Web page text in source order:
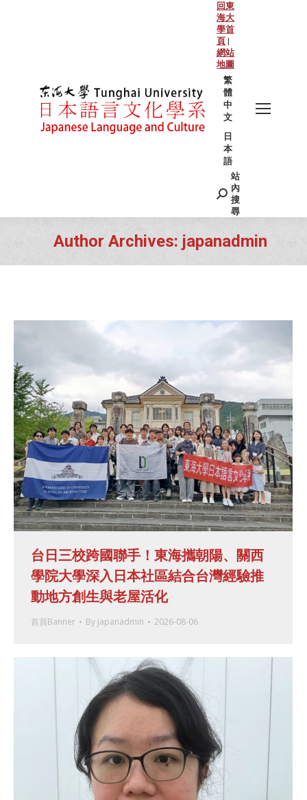
回東
海大
學首
頁 |
網站
地圖
繁
體
中
文
日
本
語
Search:
站
內
搜
尋
Author Archives: japanadmin
You are here:
台日三校跨國聯手！東海攜朝陽、關西
學院大學深入日本社區結合台灣經驗推
動地方創生與老屋活化
首頁Banner By japanadmin 2026-08-06